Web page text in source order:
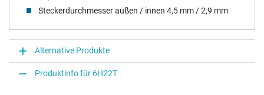
Steckerdurchmesser außen / innen 4,5 mm / 2,9 mm
Alternative Produkte
Produktinfo für 6H22T